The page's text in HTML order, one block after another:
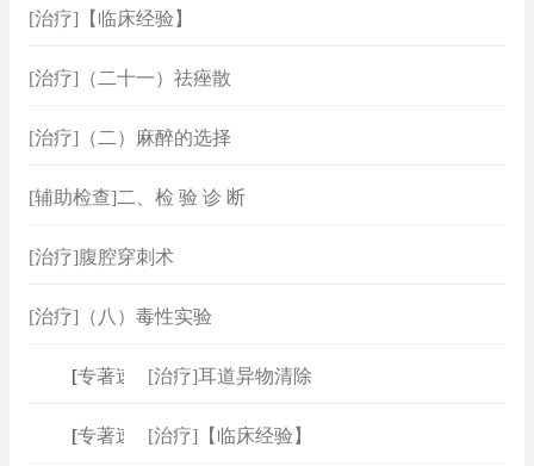
[治疗]【临床经验】
[治疗]（二十一）祛痤散
[治疗]（二）麻醉的选择
[辅助检查]二、检 验 诊 断
[治疗]腹腔穿刺术
[治疗]（八）毒性实验
专著速查 ][治疗]耳道异物清除
专著速查 ][治疗]【临床经验】